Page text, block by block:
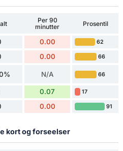
Per 90
minutter
Prosentil
0.00 62
0.00 66
N/A 66
0.07 17
0.00 91
kort og forseelser